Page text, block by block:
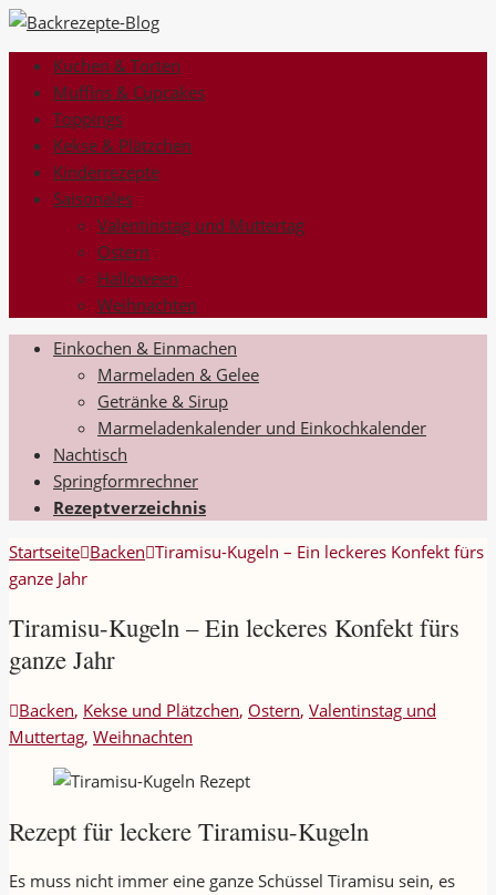
Kuchen & Torten
Muffins & Cupcakes
Toppings
Kekse & Plätzchen
Kinderrezepte
Saisonales
Valentinstag und Muttertag
Ostern
Halloween
Weihnachten
Einkochen & Einmachen
Marmeladen & Gelee
Getränke & Sirup
Marmeladenkalender und Einkochkalender
Nachtisch
Springformrechner
Rezeptverzeichnis
Startseite Backen Tiramisu-Kugeln – Ein leckeres Konfekt fürs
ganze Jahr
Tiramisu-Kugeln – Ein leckeres Konfekt fürs
ganze Jahr
Backen, Kekse und Plätzchen, Ostern, Valentinstag und
Muttertag, Weihnachten
Rezept für leckere Tiramisu-Kugeln
Es muss nicht immer eine ganze Schüssel Tiramisu sein, es